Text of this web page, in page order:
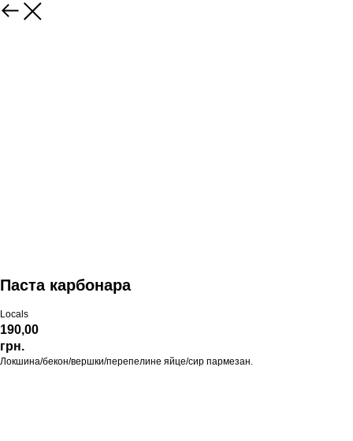
Паста карбонара
Locals
190,00
грн.
Локшина/бекон/вершки/перепелине яйце/сир пармезан.